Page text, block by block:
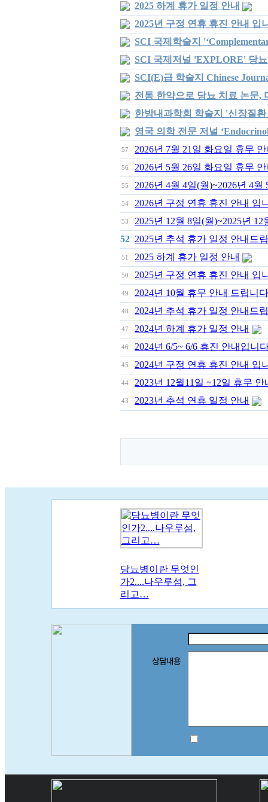
2025 하계 휴가 일정 안내
2025년 구정 연휴 휴진 안내 입
SCI 국제학술지
SCI 국제저널 'EXPLORE' 당
SCI(E)급 학술지 Chinese
전통 한약으로 당뇨 치료 논문,
한방내과학회 학술지 '신장질
영국 의학 전문 저널
57 2026년 7월 21일 화요일 휴무
56 2026년 5월 26일 화요일 휴무
55 2026년 4월 4일(월)~2026년 4월
54 2026년 구정 연휴 휴진 안내 입
53
2025년 12월 8일(월)~2025년
52 2025년 추석 휴가 일정 안내드
51 2025 하계 휴가 일정 안내
50 2025년 구정 연휴 휴진 안내 입
49 2024년 10월 휴무 안내 드립니
48 2024년 추석 휴가 일정 안내드
47 2024년 하계 휴가 일정 안내
46 2024년 6/5~ 6/6 휴진 안내입니
45 2024년 구정 연휴 휴진 안내 입
44 2023년 12월11일 ~12일 휴무 안
43 2023년 추석 연휴 일정 안내
당뇨병이란 무엇인
가2....나우루섬, 그
리고…